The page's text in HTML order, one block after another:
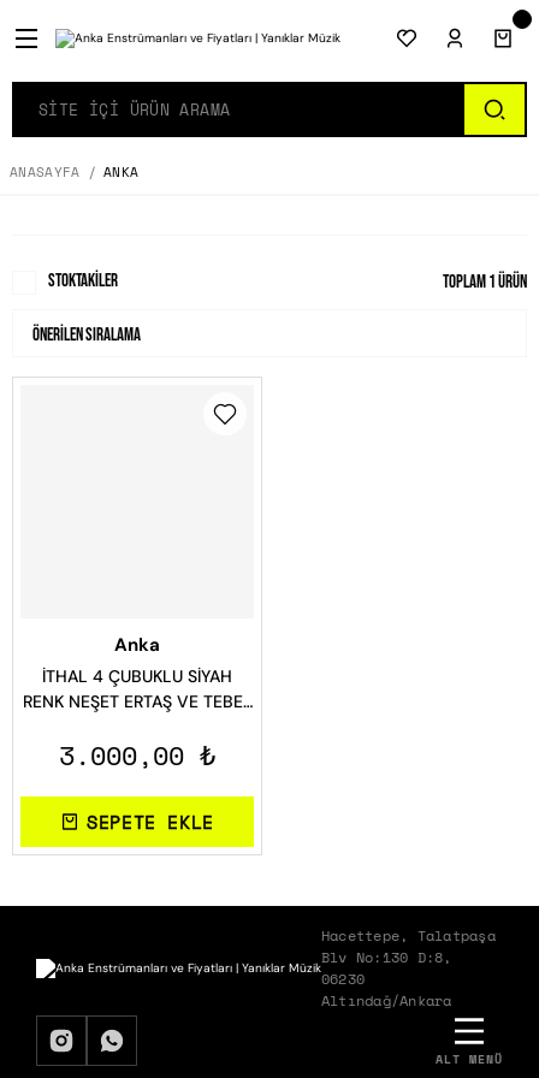
ANASAYFA ANKA
Stoktakiler Toplam 1 ürün
Anka
İTHAL 4 ÇUBUKLU SİYAH
RENK NEŞET ERTAŞ VE TEBER
YAY VE VİDA DAHİL
3.000,00 ₺
SEPETE EKLE
Hacettepe, Talatpaşa
Blv No:130 D:8,
06230
Altındağ/Ankara
ALT MENÜ